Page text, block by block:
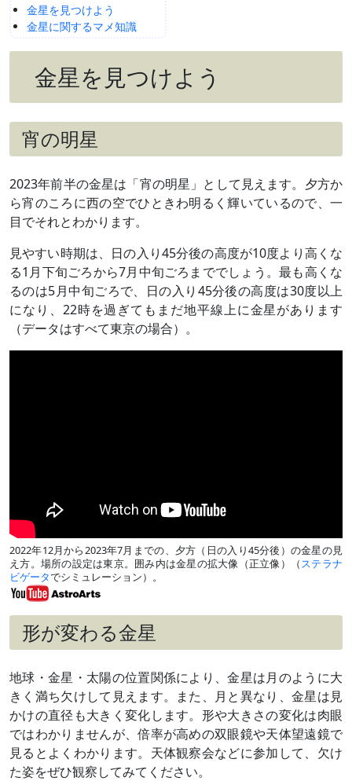
金星を見つけよう
金星に関するマメ知識
金星を見つけよう
宵の明星
2023年前半の金星は「宵の明星」として見えます。夕方か
ら宵のころに西の空でひときわ明るく輝いているので、一
目でそれとわかります。
見やすい時期は、日の入り45分後の高度が10度より高くな
る1月下旬ごろから7月中旬ごろまででしょう。最も高くな
るのは5月中旬ごろで、日の入り45分後の高度は30度以上
になり、22時を過ぎてもまだ地平線上に金星があります
（データはすべて東京の場合）。
2022年12月から2023年7月までの、夕方（日の入り45分後）の金星の見
え方。場所の設定は東京。囲み内は金星の拡大像（正立像）（ステラナ
ビゲータでシミュレーション）。
形が変わる金星
地球・金星・太陽の位置関係により、金星は月のように大
きく満ち欠けして見えます。また、月と異なり、金星は見
かけの直径も大きく変化します。形や大きさの変化は肉眼
ではわかりませんが、倍率が高めの双眼鏡や天体望遠鏡で
見るとよくわかります。天体観察会などに参加して、欠け
た姿をぜひ観察してみてください。